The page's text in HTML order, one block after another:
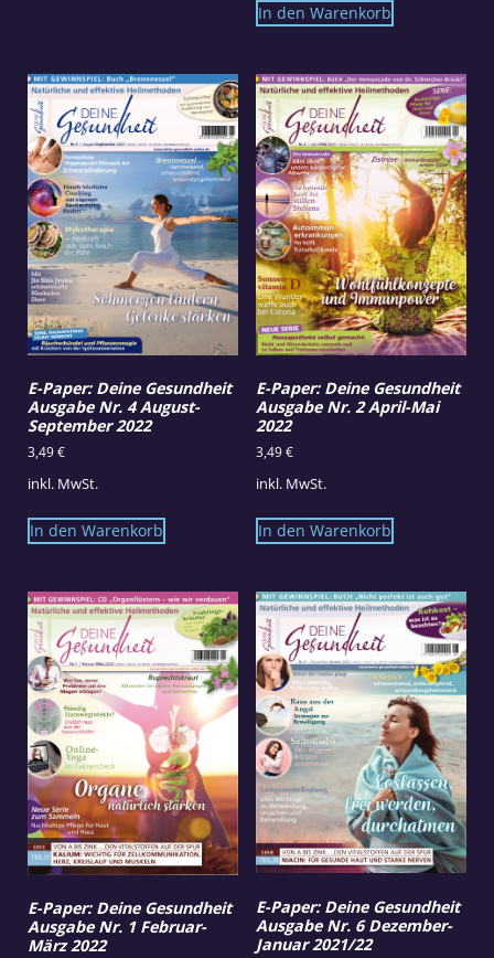
In den Warenkorb
E-Paper: Deine Gesundheit
Ausgabe Nr. 4 August-
September 2022
3,49€
inkl. MwSt.
In den Warenkorb
E-Paper: Deine Gesundheit
Ausgabe Nr. 2 April-Mai
2022
3,49€
inkl. MwSt.
In den Warenkorb
E-Paper: Deine Gesundheit
Ausgabe Nr. 1 Februar-
März 2022
E-Paper: Deine Gesundheit
Ausgabe Nr. 6 Dezember-
Januar 2021/22